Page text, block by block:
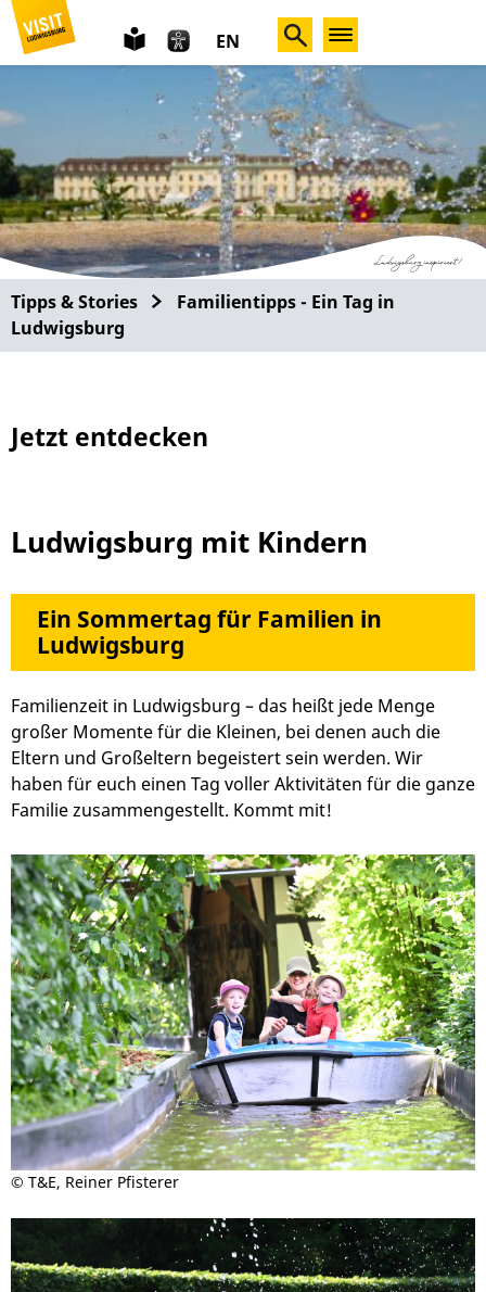
leichte
Sprache
EN
Tipps & Stories
Familientipps - Ein Tag in
Ludwigsburg
Jetzt entdecken
Ludwigsburg mit Kindern
Ein Sommertag für Familien in
Ludwigsburg
Familienzeit in Ludwigsburg – das heißt jede Menge
großer Momente für die Kleinen, bei denen auch die
Eltern und Großeltern begeistert sein werden. Wir
haben für euch einen Tag voller Aktivitäten für die ganze
Familie zusammengestellt. Kommt mit!
© T&E, Reiner Pfisterer